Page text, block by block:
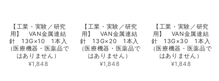
【工業・実験／研究
用】 VAN金属連結
針 13G×10 1本入
（医療機器・医薬品で
はありません）
¥1,848
【工業・実験／研究
用】 VAN金属連結
針 13G×20 1本入
（医療機器・医薬品で
はありません）
¥1,848
【工業・実験／研究
用】 VAN金属連結
針 13G×30 1本入
（医療機器・医薬品で
はありません）
¥1,848